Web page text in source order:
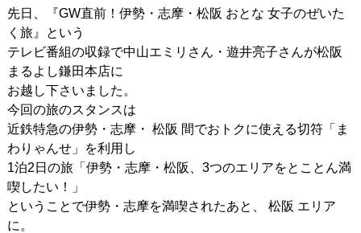
先日、『GW直前！伊勢・志摩・松阪 おとな 女子のぜいた
く旅』という
テレビ番組の収録で中山エミリさん・遊井亮子さんが松阪
まるよし鎌田本店に
お越し下さいました。
今回の旅のスタンスは
近鉄特急の伊勢・志摩・ 松阪 間でおトクに使える切符「ま
わりゃんせ」を利用し
1泊2日の旅「伊勢・志摩・松阪、3つのエリアをとことん満
喫したい！」
ということで伊勢・志摩を満喫されたあと、 松阪 エリア
に。